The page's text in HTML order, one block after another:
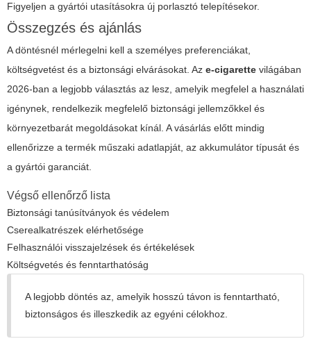
Figyeljen a gyártói utasításokra új porlasztó telepítésekor.
Összegzés és ajánlás
A döntésnél mérlegelni kell a személyes preferenciákat,
költségvetést és a biztonsági elvárásokat. Az e-cigarette világában
2026-ban a legjobb választás az lesz, amelyik megfelel a használati
igénynek, rendelkezik megfelelő biztonsági jellemzőkkel és
környezetbarát megoldásokat kínál. A vásárlás előtt mindig
ellenőrizze a termék műszaki adatlapját, az akkumulátor típusát és
a gyártói garanciát.
Végső ellenőrző lista
Biztonsági tanúsítványok és védelem
Cserealkatrészek elérhetősége
Felhasználói visszajelzések és értékelések
Költségvetés és fenntarthatóság
A legjobb döntés az, amelyik hosszú távon is fenntartható,
biztonságos és illeszkedik az egyéni célokhoz.